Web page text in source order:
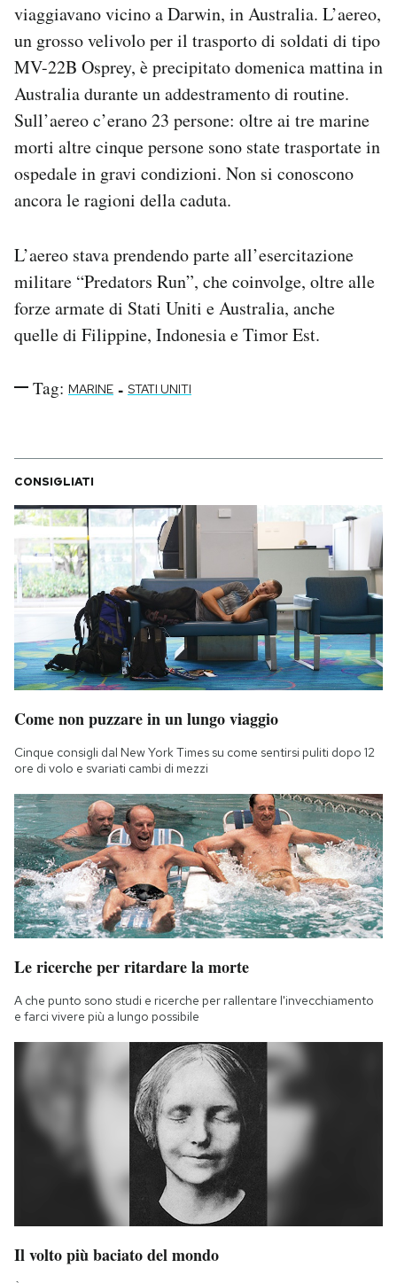
AREA PERSONALE
Area Personale
Regala il Post
Hai bisogno di aiuto?
Esci
viaggiavano vicino a Darwin, in Australia. L’aereo,
un grosso velivolo per il trasporto di soldati di tipo
MV-22B Osprey, è precipitato domenica mattina in
Australia durante un addestramento di routine.
Sull’aereo c’erano 23 persone: oltre ai tre marine
morti altre cinque persone sono state trasportate in
ospedale in gravi condizioni. Non si conoscono
ancora le ragioni della caduta.
L’aereo stava prendendo parte all’esercitazione
militare “Predators Run”, che coinvolge, oltre alle
forze armate di Stati Uniti e Australia, anche
quelle di Filippine, Indonesia e Timor Est.
Tag: MARINE - STATI UNITI
CONSIGLIATI
Come non puzzare in un lungo viaggio
Cinque consigli dal New York Times su come sentirsi puliti dopo 12
ore di volo e svariati cambi di mezzi
Le ricerche per ritardare la morte
A che punto sono studi e ricerche per rallentare l'invecchiamento
e farci vivere più a lungo possibile
Il volto più baciato del mondo